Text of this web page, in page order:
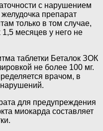
с нарушением
препарат
только в том случае,
месяцев у него не
таблетки Беталок ЗОК
не более 100 мг.
врачом, в
для предупреждения
миокарда составляет